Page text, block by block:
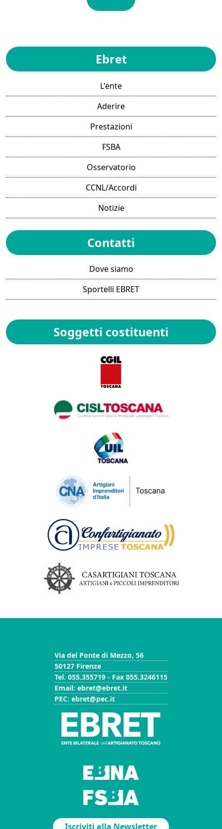
Ebret
L'ente
Aderire
Prestazioni
FSBA
Osservatorio
CCNL/Accordi
Notizie
Contatti
Dove siamo
Sportelli EBRET
Soggetti costituenti
Via del Ponte di Mezzo, 56
50127 Firenze
Tel. 055.355719 - Fax 055.3246115
Email: ebret@ebret.it
PEC: ebret@pec.it
Iscriviti alla Newsletter